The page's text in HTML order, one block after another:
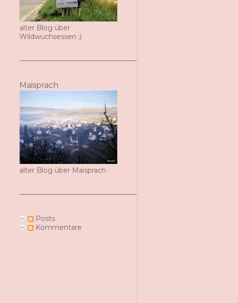
alter Blog über
Wildwuchsessen ;)
Maisprach
alter Blog über Maisprach
Posts
Kommentare